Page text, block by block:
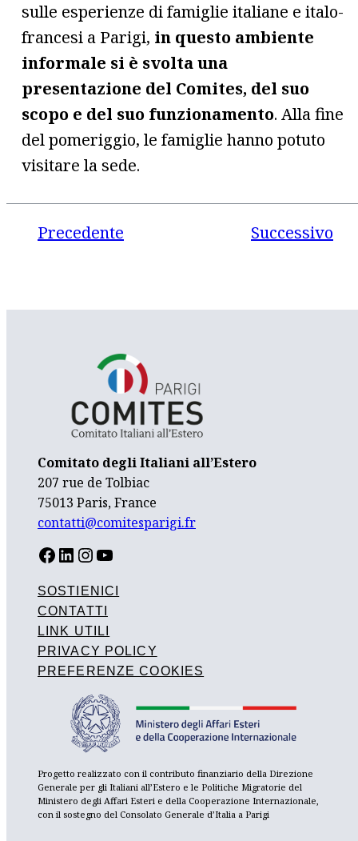
sulle esperienze di famiglie italiane e italo-
francesi a Parigi, in questo ambiente
informale si è svolta una
presentazione del Comites, del suo
scopo e del suo funzionamento. Alla fine
del pomeriggio, le famiglie hanno potuto
visitare la sede.
Precedente Successivo
Comitato degli Italiani all’Estero
207 rue de Tolbiac
75013 Paris, France
contatti@comitesparigi.fr
FACEBOOK LINKEDIN INSTAGRAM YOUTUBE
SOSTIENICI
CONTATTI
LINK UTILI
PRIVACY POLICY
PREFERENZE COOKIES
Progetto realizzato con il contributo finanziario della Direzione
Generale per gli Italiani all’Estero e le Politiche Migratorie del
Ministero degli Affari Esteri e della Cooperazione Internazionale,
con il sostegno del Consolato Generale d’Italia a Parigi